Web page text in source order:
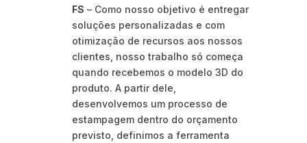
FS – Como nosso objetivo é entregar
soluções personalizadas e com
otimização de recursos aos nossos
clientes, nosso trabalho só começa
quando recebemos o modelo 3D do
produto. A partir dele,
desenvolvemos um processo de
estampagem dentro do orçamento
previsto, definimos a ferramenta